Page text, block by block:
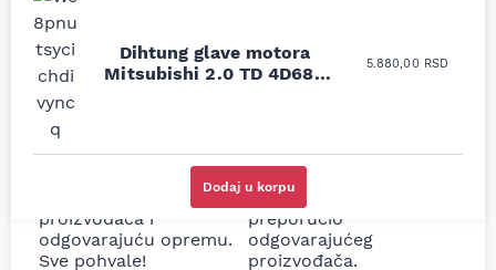
Dihtung glave motora
Mitsubishi 2.0 TD 4D68T
5.880,00 RSD
Dodaj u korpu
Uporedila sam sve
moguće online
i definitivno najbolje
cene su ovde. Kupila
sam više puta auto
delove iz MD Auto. Uvek
dobra preporuka za
proizvođača i
odgovarajuću opremu.
Sve pohvale!
Odlična usluga i
ljubazni prodavci.
potreban za moju
Tojotu, ali me je Miloš
podsetio, istražio i
preporučio
odgovarajućeg
proizvođača.